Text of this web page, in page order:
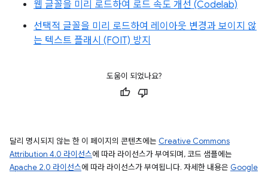
웹 글꼴을 미리 로드하여 로드 속도 개선 (Codelab)
선택적 글꼴을 미리 로드하여 레이아웃 변경과 보이지 않
는 텍스트 플래시 (FOIT) 방지
도움이 되었나요?
달리 명시되지 않는 한 이 페이지의 콘텐츠에는 Creative Commons
Attribution 4.0 라이선스에 따라 라이선스가 부여되며, 코드 샘플에는
Apache 2.0 라이선스에 따라 라이선스가 부여됩니다. 자세한 내용은 Google